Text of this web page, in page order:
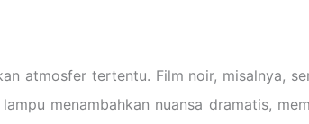
atmosfer tertentu. Film noir, misalnya,
menambahkan nuansa dramatis,